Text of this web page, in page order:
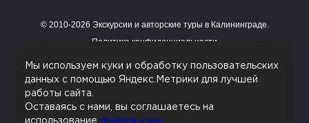
© 2010-2026 Экскурсии и авторские туры в Калининграде.
Политика конфиденциальности
Согласие на обработку персональных данных
Работает на HostCMS
Мы используем куки и обработку пользовательских
данных с помощью Яндекс.Метрики для лучшей
работы сайта.
Оставаясь с нами, вы соглашаетесь на
использование файлов куки